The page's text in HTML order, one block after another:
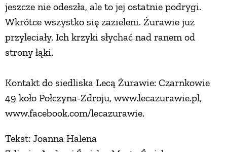
jeszcze nie odeszła, ale to jej ostatnie podrygi.
Wkrótce wszystko się zazieleni. Żurawie już
przyleciały. Ich krzyki słychać nad ranem od
strony łąki.
Kontakt do siedliska Lecą Żurawie: Czarnkowie
49 koło Połczyna-Zdroju, www.lecazurawie.pl,
www.facebook.com/lecazurawie.
Tekst: Joanna Halena